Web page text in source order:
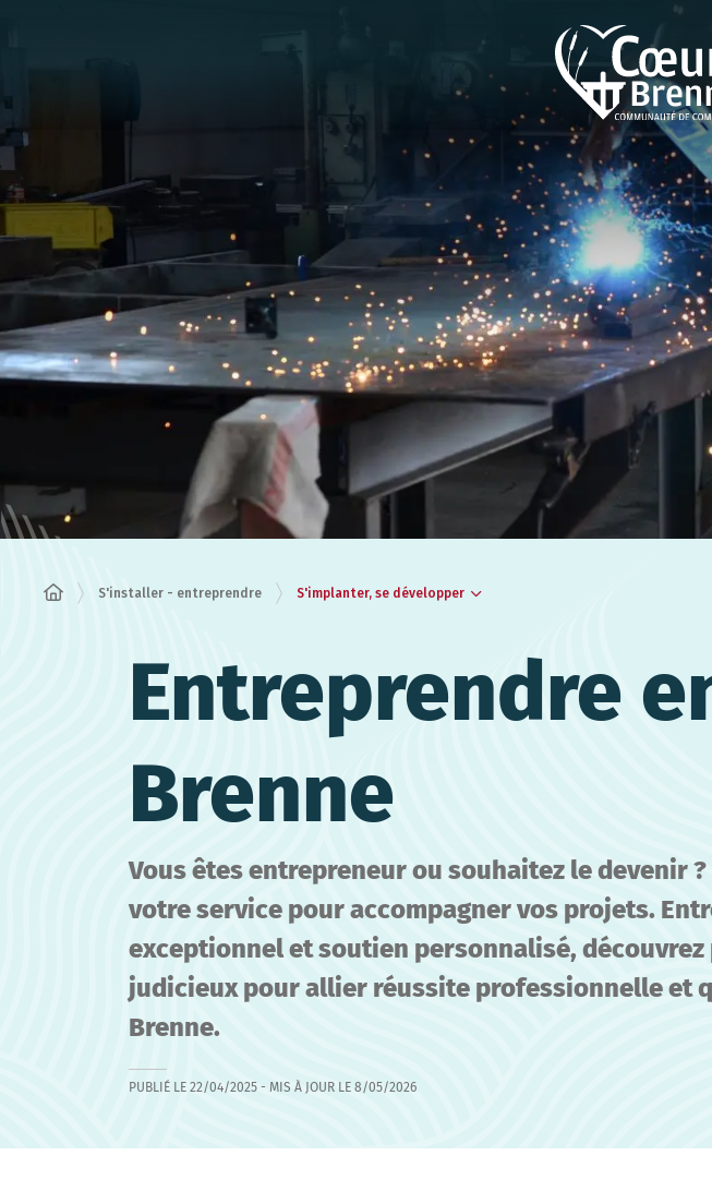
S'installer - entreprendre S'implanter, se développer
Entreprendre
Brenne
Vous êtes entrepreneur ou souhaitez le devenir
votre service pour accompagner vos projets.
exceptionnel et soutien personnalisé,
judicieux pour allier réussite professionnelle et
Brenne.
PUBLIÉ LE 22/04/2025 - MIS À JOUR LE 8/05/2026